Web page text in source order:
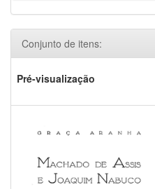
Conjunto de itens:
Pré-visualização